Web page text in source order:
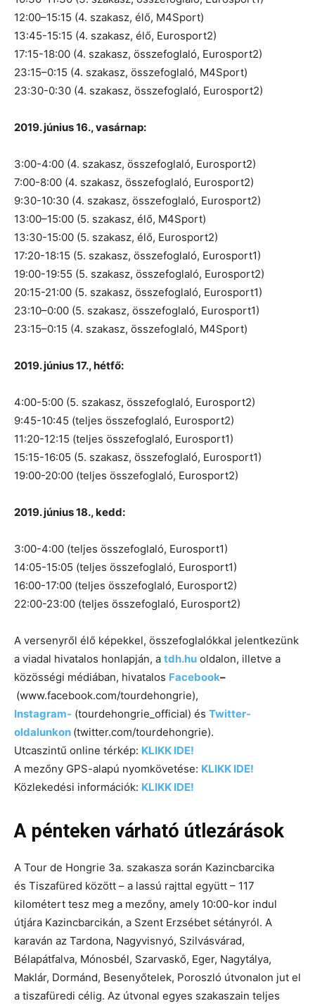
12:00–15:15 (4. szakasz, élő, M4Sport)
13:45-15:15 (4. szakasz, élő, Eurosport2)
17:15-18:00 (4. szakasz, összefoglaló, Eurosport2)
23:15–0:15 (4. szakasz, összefoglaló, M4Sport)
23:30-0:30 (4. szakasz, összefoglaló, Eurosport2)
2019. június 16., vasárnap:
3:00-4:00 (4. szakasz, összefoglaló, Eurosport2)
7:00-8:00 (4. szakasz, összefoglaló, Eurosport2)
9:30-10:30 (4. szakasz, összefoglaló, Eurosport2)
13:00–15:00 (5. szakasz, élő, M4Sport)
13:30-15:00 (5. szakasz, élő, Eurosport2)
17:20-18:15 (5. szakasz, összefoglaló, Eurosport1)
19:00-19:55 (5. szakasz, összefoglaló, Eurosport2)
20:15-21:00 (5. szakasz, összefoglaló, Eurosport1)
23:10–0:00 (5. szakasz, összefoglaló, Eurosport1)
23:15–0:15 (4. szakasz, összefoglaló, M4Sport)
2019. június 17., hétfő:
4:00-5:00 (5. szakasz, összefoglaló, Eurosport2)
9:45-10:45 (teljes összefoglaló, Eurosport2)
11:20-12:15 (teljes összefoglaló, Eurosport1)
15:15-16:05 (5. szakasz, összefoglaló, Eurosport1)
19:00-20:00 (teljes összefoglaló, Eurosport2)
2019. június 18., kedd:
3:00-4:00 (teljes összefoglaló, Eurosport1)
14:05-15:05 (teljes összefoglaló, Eurosport1)
16:00-17:00 (teljes összefoglaló, Eurosport2)
22:00-23:00 (teljes összefoglaló, Eurosport2)
A versenyről élő képekkel, összefoglalókkal jelentkezünk
a viadal hivatalos honlapján, a tdh.hu oldalon, illetve a
közösségi médiában, hivatalos Facebook–
(www.facebook.com/tourdehongrie),
Instagram- (tourdehongrie_official) és Twitter-
oldalunkon (twitter.com/tourdehongrie).
Utcaszintű online térkép: KLIKK IDE!
A mezőny GPS-alapú nyomkövetése: KLIKK IDE!
Közlekedési információk: KLIKK IDE!
A pénteken várható útlezárások
A Tour de Hongrie 3a. szakasza során Kazincbarcika
és Tiszafüred között – a lassú rajttal együtt – 117
kilométert tesz meg a mezőny, amely 10:00-kor indul
útjára Kazincbarcikán, a Szent Erzsébet sétányról. A
karaván az Tardona, Nagyvisnyó, Szilvásvárad,
Bélapátfalva, Mónosbél, Szarvaskő, Eger, Nagytálya,
Maklár, Dormánd, Besenyőtelek, Poroszló útvonalon jut el
a tiszafüredi célig. Az útvonal egyes szakaszain teljes